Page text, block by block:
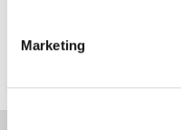
Marketing